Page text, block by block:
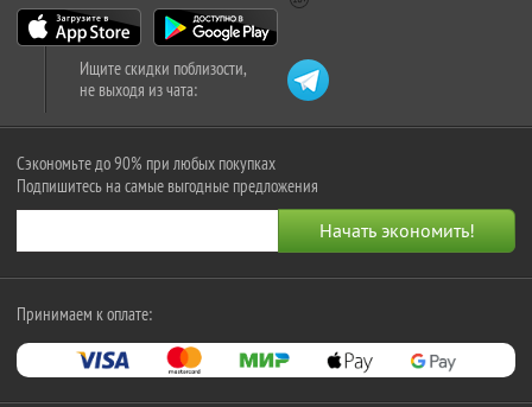
Ищите скидки поблизости,
не выходя из чата:
Сэкономьте до 90% при любых покупках
Подпишитесь на самые выгодные предложения
Принимаем к оплате: